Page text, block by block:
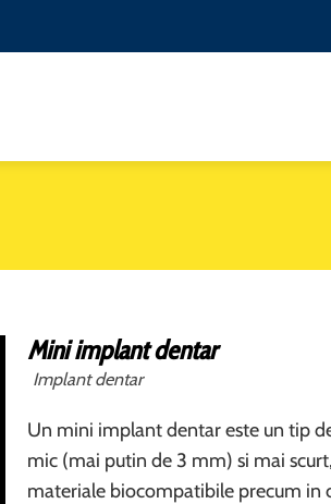
Mini implant dentar
Implant dentar
Un mini implant dentar este un tip
mic (mai putin de 3 mm) si mai
materiale biocompatibile precum in